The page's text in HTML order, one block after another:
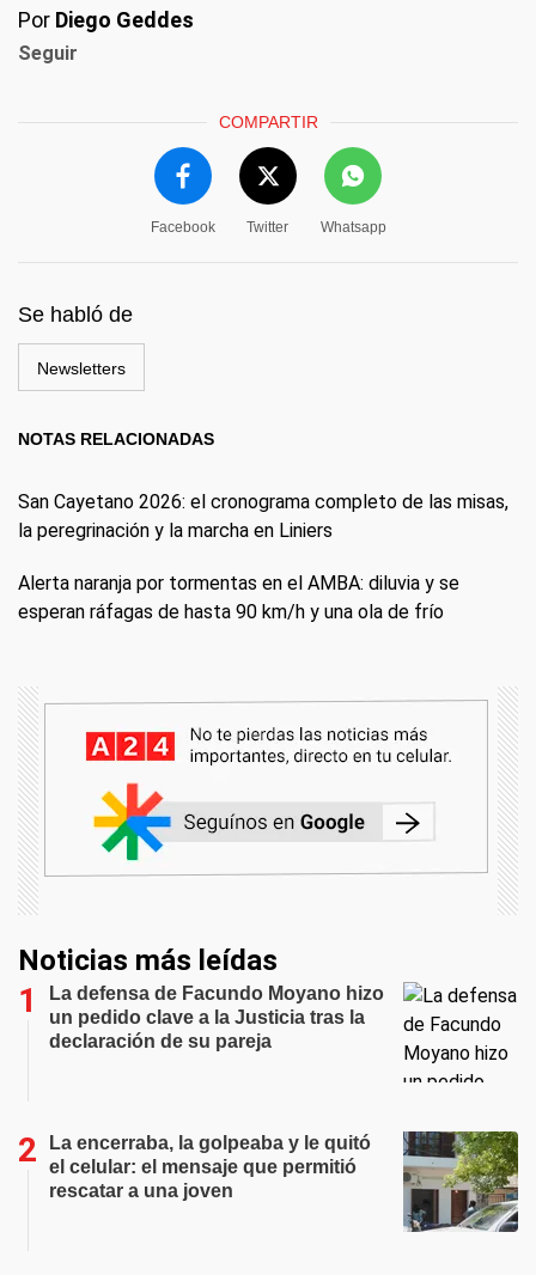
Por Diego Geddes
Seguir
COMPARTIR
Facebook Twitter Whatsapp
Se habló de
Newsletters
NOTAS RELACIONADAS
San Cayetano 2026: el cronograma completo de las misas,
la peregrinación y la marcha en Liniers
Alerta naranja por tormentas en el AMBA: diluvia y se
esperan ráfagas de hasta 90 km/h y una ola de frío
Noticias más leídas
La defensa de Facundo Moyano hizo
un pedido clave a la Justicia tras la
declaración de su pareja
La encerraba, la golpeaba y le quitó
el celular: el mensaje que permitió
rescatar a una joven